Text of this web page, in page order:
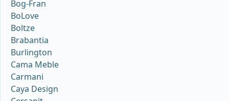
Bog-Fran
BoLove
Boltze
Brabantia
Burlington
Cama Meble
Carmani
Caya Design